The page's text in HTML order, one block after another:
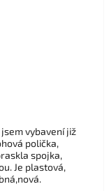
vybavení již
polička,
spojka,
Je plastová,